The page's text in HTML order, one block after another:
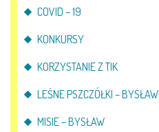
COVID – 19
KONKURSY
KORZYSTANIE Z TIK
LEŚNE PSZCZÓŁKI – BYSŁAW
MISIE – BYSŁAW